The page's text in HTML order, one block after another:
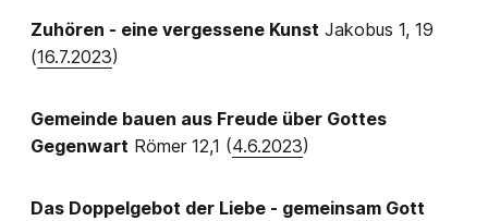
Zuhören - eine vergessene Kunst Jakobus 1, 19
(16.7.2023)
Gemeinde bauen aus Freude über Gottes
Gegenwart Römer 12,1 (4.6.2023)
Das Doppelgebot der Liebe - gemeinsam Gott